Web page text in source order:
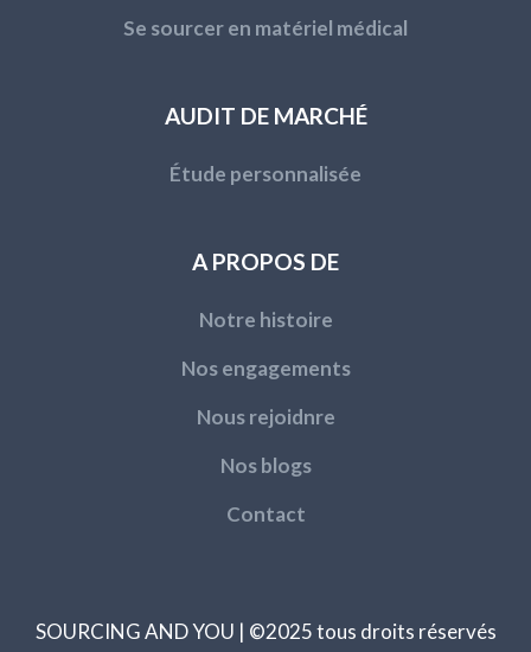
Se sourcer en matériel médical
AUDIT DE MARCHÉ
Étude personnalisée
A PROPOS DE
Notre histoire
Nos engagements
Nous rejoidnre
Nos blogs
Contact
SOURCING AND YOU | ©2025 tous droits réservés